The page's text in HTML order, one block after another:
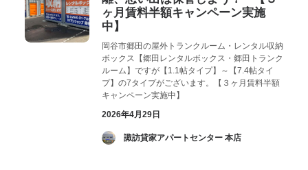
ヶ月賃料半額キャンペーン実施
中】
岡谷市郷田の屋外トランクルーム・レンタル収納
ボックス【郷田レンタルボックス・郷田トランク
ルーム】ですが【1.1帖タイプ】～【7.4帖タイ
プ】の7タイプがございます。【３ヶ月賃料半額
キャンペーン実施中】
2026年4月29日
­ 諏訪貸家アパートセンター 本店